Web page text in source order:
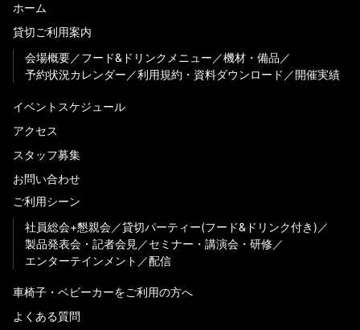
ホーム
貸切ご利用案内
会場概要
フード&ドリンクメニュー
機材・備品
予約状況カレンダー
利用規約・資料ダウンロード 開催実績
イベントスケジュール
アクセス
スタッフ募集
お問い合わせ
ご利用シーン
社員総会+懇親会
貸切パーティー(フード&ドリンク付き)
製品発表会・記者会見
セミナー・講演会・研修
エンターテインメント
配信
車椅子・ベビーカーをご利用の方へ
よくある質問